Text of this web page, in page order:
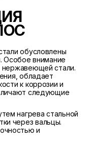
обусловлены
Особое внимание
нержавеющей стали.
обладает
к коррозии и
следующие
нагрева стальной
через вальцы.
и